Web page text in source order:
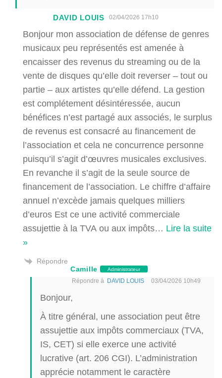
DAVID LOUIS 02/04/2026 17h10
Bonjour mon association de défense de genres
musicaux peu représentés est amenée à
encaisser des revenus du streaming ou de la
vente de disques qu’elle doit reverser – tout ou
partie – aux artistes qu’elle défend. La gestion
est complétement désintéressée, aucun
bénéfices n’est partagé aux associés, le surplus
de revenus est consacré au financement de
l’association et cela ne concurrence personne
puisqu’il s’agit d’œuvres musicales exclusives.
En revanche il s’agit de la seule source de
financement de l’association. Le chiffre d’affaire
annuel n’excède jamais quelques milliers
d’euros Est ce une activité commerciale
assujettie à la TVA ou aux impôts… Lire la suite
»
Répondre
Camille
Administrateur
Répondre à DAVID LOUIS 03/04/2026 10h49
Bonjour,
À titre général, une association peut être
assujettie aux impôts commerciaux (TVA,
IS, CET) si elle exerce une activité
lucrative (art. 206 CGI). L’administration
apprécie notamment le caractère